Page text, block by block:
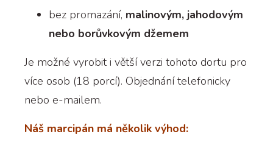
bez promazání, malinovým, jahodovým
nebo borůvkovým džemem
Je možné vyrobit i větší verzi tohoto dortu pro
více osob (18 porcí). Objednání telefonicky
nebo e-mailem.
Náš marcipán má několik výhod: